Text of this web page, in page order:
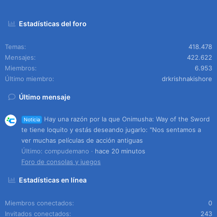
Estadísticas del foro
Temas
418.478
Mensajes
422.622
Miembros
6.953
Último miembro
drkrishnakishore
Último mensaje
Noticia
Hay una razón por la que Onimusha: Way of the Sword
te tiene loquito y estás deseando jugarlo: "Nos sentamos a
ver muchas películas de acción antiguas
Último: compudemano
hace 20 minutos
Foro de consolas y juegos
Estadísticas en línea
Miembros conectados
0
Invitados conectados
243